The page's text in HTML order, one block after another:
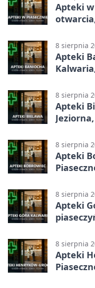
Apteki
8 sierpnia
Apteki
8 sierpnia
Apteki
8 sierpnia
Apteki
8 sierpnia
Apteki
8 sierpnia
Apteki